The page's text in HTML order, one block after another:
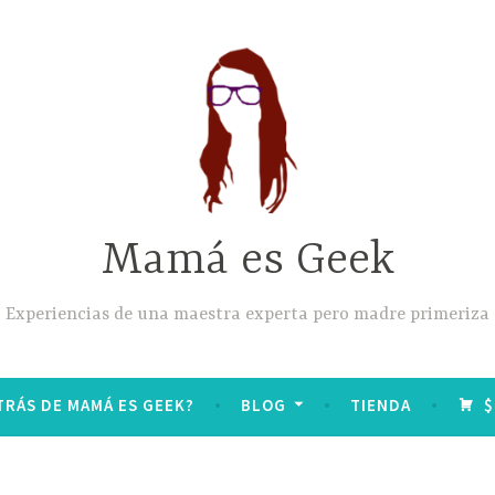
Mamá es Geek
Experiencias de una maestra experta pero madre primeriza
DE MAMÁ ES GEEK? BLOG TIENDA